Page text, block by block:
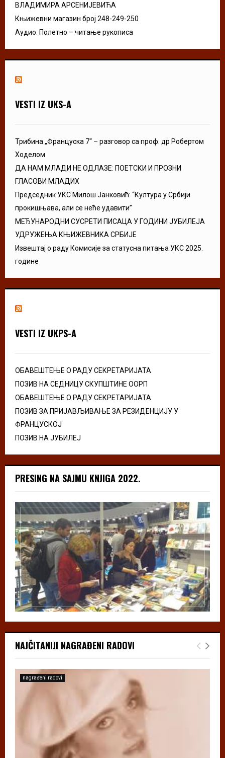
ВЛАДИМИРА АРСЕНИЈЕВИЋА
Књижевни магазин број 248-249-250
Аудио: Полетно – читање рукописа
VESTI IZ UKS-A
Трибина „Француска 7“ – разговор са проф. др Робертом
Ходелом
ДА НАМ МЛАДИ НЕ ОДЛАЗЕ: ПОЕТСКИ И ПРОЗНИ
ГЛАСОВИ МЛАДИХ
Председник УКС Милош Јанковић: “Култура у Србији
прокишњава, али се неће удавити”
МЕЂУНАРОДНИ СУСРЕТИ ПИСАЦА У ГОДИНИ ЈУБИЛЕЈА
УДРУЖЕЊА КЊИЖЕВНИКА СРБИЈЕ
Извештај о раду Комисије за статусна питања УКС 2025.
године
VESTI IZ UKPS-A
ОБАВЕШТЕЊЕ О РАДУ СЕКРЕТАРИЈАТА
ПОЗИВ НА СЕДНИЦУ СКУПШТИНЕ ООРП
ОБАВЕШТЕЊЕ О РАДУ СЕКРЕТАРИЈАТА
ПОЗИВ ЗА ПРИЈАВЉИВАЊЕ ЗА РЕЗИДЕНЦИЈУ У
ФРАНЦУСКОЈ
ПОЗИВ НА ЈУБИЛЕЈ
PRESING NA SAJMU KNJIGA 2022.
NAJČITANIJI NAGRAĐENI RADOVI
nagrađeni radovi